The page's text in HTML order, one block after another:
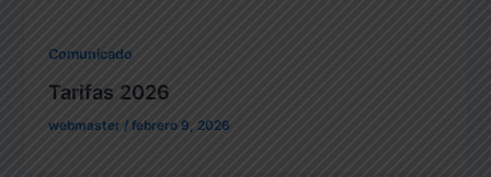
Comunicado
Tarifas 2026
webmaster /febrero 9, 2026